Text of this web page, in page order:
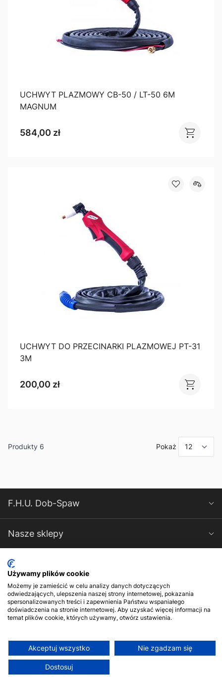
UCHWYT PLAZMOWY CB-50 / LT-50 6M
MAGNUM
584,00 zł
UCHWYT DO PRZECINARKI PLAZMOWEJ PT-31
3M
200,00 zł
Produkty 6 Pokaż
F.H.U. Dob-Spaw
Nasze sklepy
Spawarki-Magnum
Kontakt
© 2017-2026 F.H.U. Dob-Spaw. Wszelkie prawa zastrzeżone
Używamy plików cookie
Możemy je zamieścić w celu analizy danych dotyczących
odwiedzających, ulepszenia naszej strony internetowej, pokazania
spersonalizowanych treści i zapewnienia Państwu wspaniałego
doświadczenia na stronie internetowej. Aby uzyskać więcej informacji na
temat plików cookie, których używamy, otwórz ustawienia.
Akceptuj wszystko Nie zgadzam się
Dostosuj